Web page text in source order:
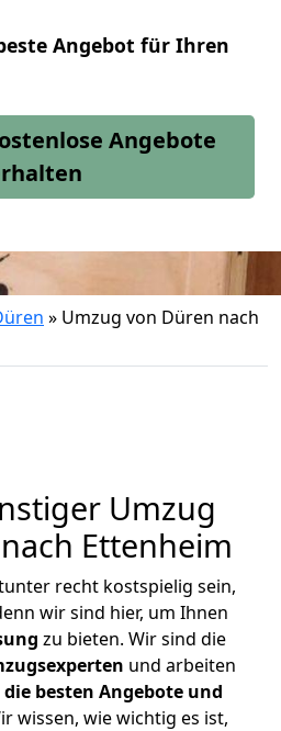
Angebot für Ihren
Angebote
» Umzug von Düren nach
Umzug
Ettenheim
recht kostspielig sein,
wir sind hier, um Ihnen
zu bieten. Wir sind die
und arbeiten
die besten Angebote und
wissen, wie wichtig es ist,